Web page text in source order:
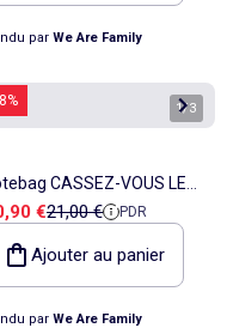
par We Are Family
1/3
CASSEZ-VOUS LES
de vente
€Prix de référence
21,00 € PDR
Ajouter au panier
par We Are Family